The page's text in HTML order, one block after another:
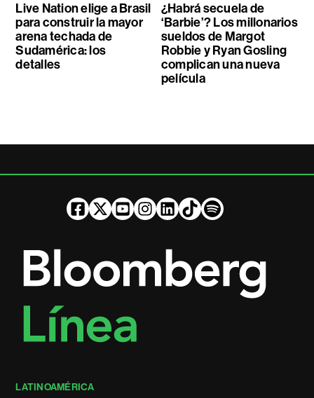
Live Nation elige a Brasil
para construir la mayor
arena techada de
Sudamérica: los
detalles
¿Habrá secuela de
‘Barbie’? Los millonarios
sueldos de Margot
Robbie y Ryan Gosling
complican una nueva
película
LATINOAMÉRICA